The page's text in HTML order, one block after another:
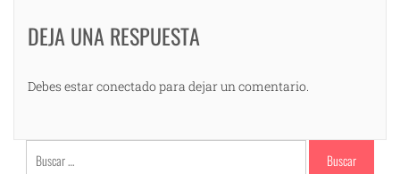
DEJA UNA RESPUESTA
Debes estar conectado para dejar un comentario.
Buscar: